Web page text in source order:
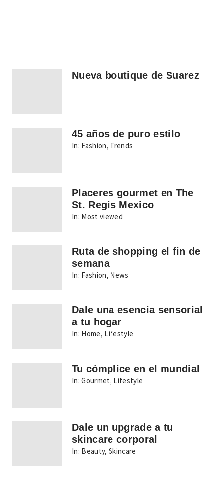
Nueva boutique de Suarez
45 años de puro estilo
In: Fashion, Trends
Placeres gourmet en The
St. Regis Mexico
In: Most viewed
Ruta de shopping el fin de
semana
In: Fashion, News
Dale una esencia sensorial
a tu hogar
In: Home, Lifestyle
Tu cómplice en el mundial
In: Gourmet, Lifestyle
Dale un upgrade a tu
skincare corporal
In: Beauty,Skincare